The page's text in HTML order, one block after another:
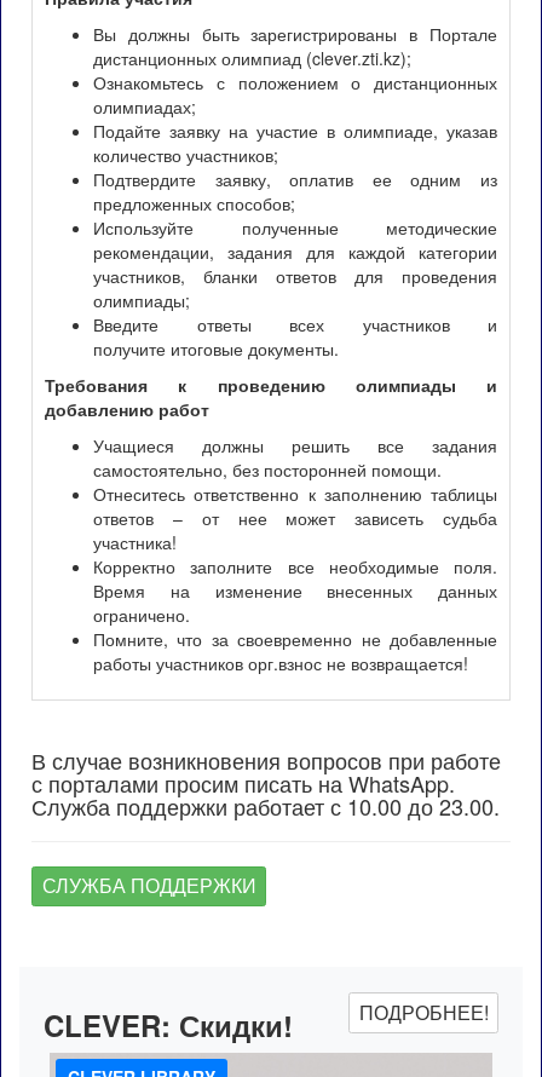
Вы должны быть зарегистрированы в Портале
дистанционных олимпиад (clever.zti.kz);
Ознакомьтесь с положением о дистанционных
олимпиадах;
Подайте заявку на участие в олимпиаде, указав
количество участников;
Подтвердите заявку, оплатив ее одним из
предложенных способов;
Используйте полученные методические
рекомендации, задания для каждой категории
участников, бланки ответов для проведения
олимпиады;
Введите ответы всех участников и
получите итоговые документы.
Требования к проведению олимпиады и
добавлению работ
Учащиеся должны решить все задания
самостоятельно, без посторонней помощи.
Отнеситесь ответственно к заполнению таблицы
ответов – от нее может зависеть судьба
участника!
Корректно заполните все необходимые поля.
Время на изменение внесенных данных
ограничено.
Помните, что за своевременно не добавленные
работы участников орг.взнос не возвращается!
В случае возникновения вопросов при работе
с порталами просим писать на WhatsApp.
Служба поддержки работает с 10.00 до 23.00.
СЛУЖБА ПОДДЕРЖКИ
CLEVER: Скидки! ПОДРОБНЕЕ!